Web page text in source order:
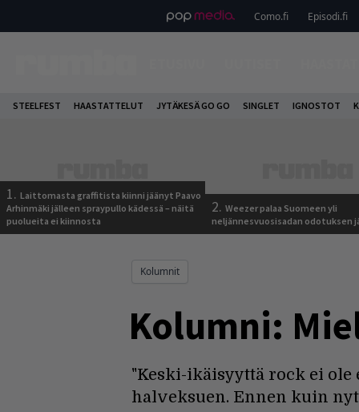
Como.fi Episodi.fi
STEELFEST HAASTATTELUT JYTÄKESÄ GO GO SINGLET IGNOSTOT
1. Laittomasta graffitista kiinni jäänyt Paavo
Arhinmäki jälleen spraypullo kädessä – näitä
puolueita ei kiinnosta
2. Weezer palaa Suomeen yli
neljännesvuosisadan odotuksen
Kolumnit
Kolumni:
"Keski-ikäisyyttä rock ei
halveksuen. Ennen kuin